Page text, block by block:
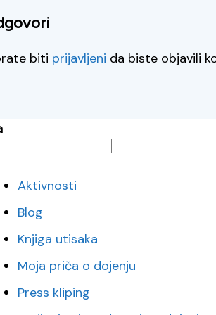
biti prijavljeni da biste objavili
Aktivnosti
Blog
Knjiga utisaka
Moja priča o dojenju
Press kliping